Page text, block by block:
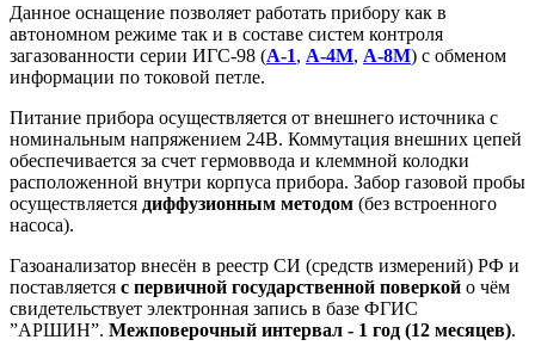
Данное оснащение позволяет работать прибору как в
автономном режиме так и в составе систем контроля
загазованности серии ИГС-98 (А-1, А-4М, А-8М) с обменом
информации по токовой петле.
Питание прибора осуществляется от внешнего источника с
номинальным напряжением 24В. Коммутация внешних цепей
обеспечивается за счет гермоввода и клеммной колодки
расположенной внутри корпуса прибора. Забор газовой пробы
осуществляется диффузионным методом (без встроенного
насоса).
Газоанализатор внесён в реестр СИ (средств измерений) РФ и
поставляется с первичной государственной поверкой о чём
свидетельствует электронная запись в базе ФГИС
”АРШИН”. Межповерочный интервал - 1 год (12 месяцев).